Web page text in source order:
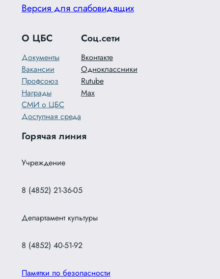
Версия для слабовидящих
О ЦБС
Документы
Вакансии
Профсоюз
Награды
СМИ о ЦБС
Доступная среда
Соц.сети
Вконтакте
Одноклассники
Rutube
Max
Горячая линия
Учреждение
8 (4852) 21-36-05
Департамент культуры
8 (4852) 40-51-92
Памятки по безопасности